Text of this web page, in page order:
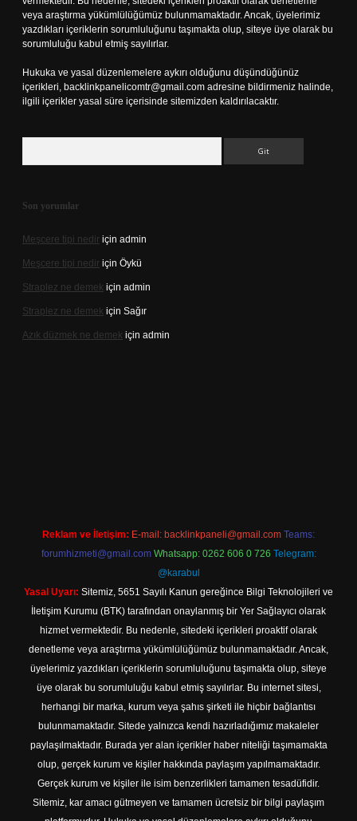
veya araştırma yükümlülüğümüz bulunmamaktadır. Ancak, üyelerimiz
yazdıkları içeriklerin sorumluluğunu taşımakta olup, siteye üye olarak bu
sorumluluğu kabul etmiş sayılırlar.
Hukuka ve yasal düzenlemelere aykırı olduğunu düşündüğünüz
içerikleri, backlinkpanelicomtr@gmail.com adresine bildirmeniz halinde,
ilgili içerikler yasal süre içerisinde sitemizden kaldırılacaktır.
Son yorumlar
Meşcere tipi nedir için admin
Meşcere tipi nedir için Öykü
Straplez ne demek için admin
Straplez ne demek için Sağır
Azık düzmek ne demek için admin
Reklam ve İletişim: E-mail: backlinkpaneli@gmail.com Teams:
forumhizmeti@gmail.com Whatsapp: 0262 606 0 726 Telegram:
@karabul
Yasal Uyarı: Sitemiz, 5651 Sayılı Kanun gereğince Bilgi Teknolojileri ve
İletişim Kurumu (BTK) tarafından onaylanmış bir Yer Sağlayıcı olarak
hizmet vermektedir. Bu nedenle, sitedeki içerikleri proaktif olarak
denetleme veya araştırma yükümlülüğümüz bulunmamaktadır. Ancak,
üyelerimiz yazdıkları içeriklerin sorumluluğunu taşımakta olup, siteye
üye olarak bu sorumluluğu kabul etmiş sayılırlar. Bu internet sitesi,
herhangi bir marka, kurum veya şahıs şirketi ile hiçbir bağlantısı
bulunmamaktadır. Sitede yalnızca kendi hazırladığımız makaleler
paylaşılmaktadır. Burada yer alan içerikler haber niteliği taşımamakta
olup, gerçek kurum ve kişiler hakkında paylaşım yapılmamaktadır.
Gerçek kurum ve kişiler ile isim benzerlikleri tamamen tesadüfidir.
Sitemiz, kar amacı gütmeyen ve tamamen ücretsiz bir bilgi paylaşım